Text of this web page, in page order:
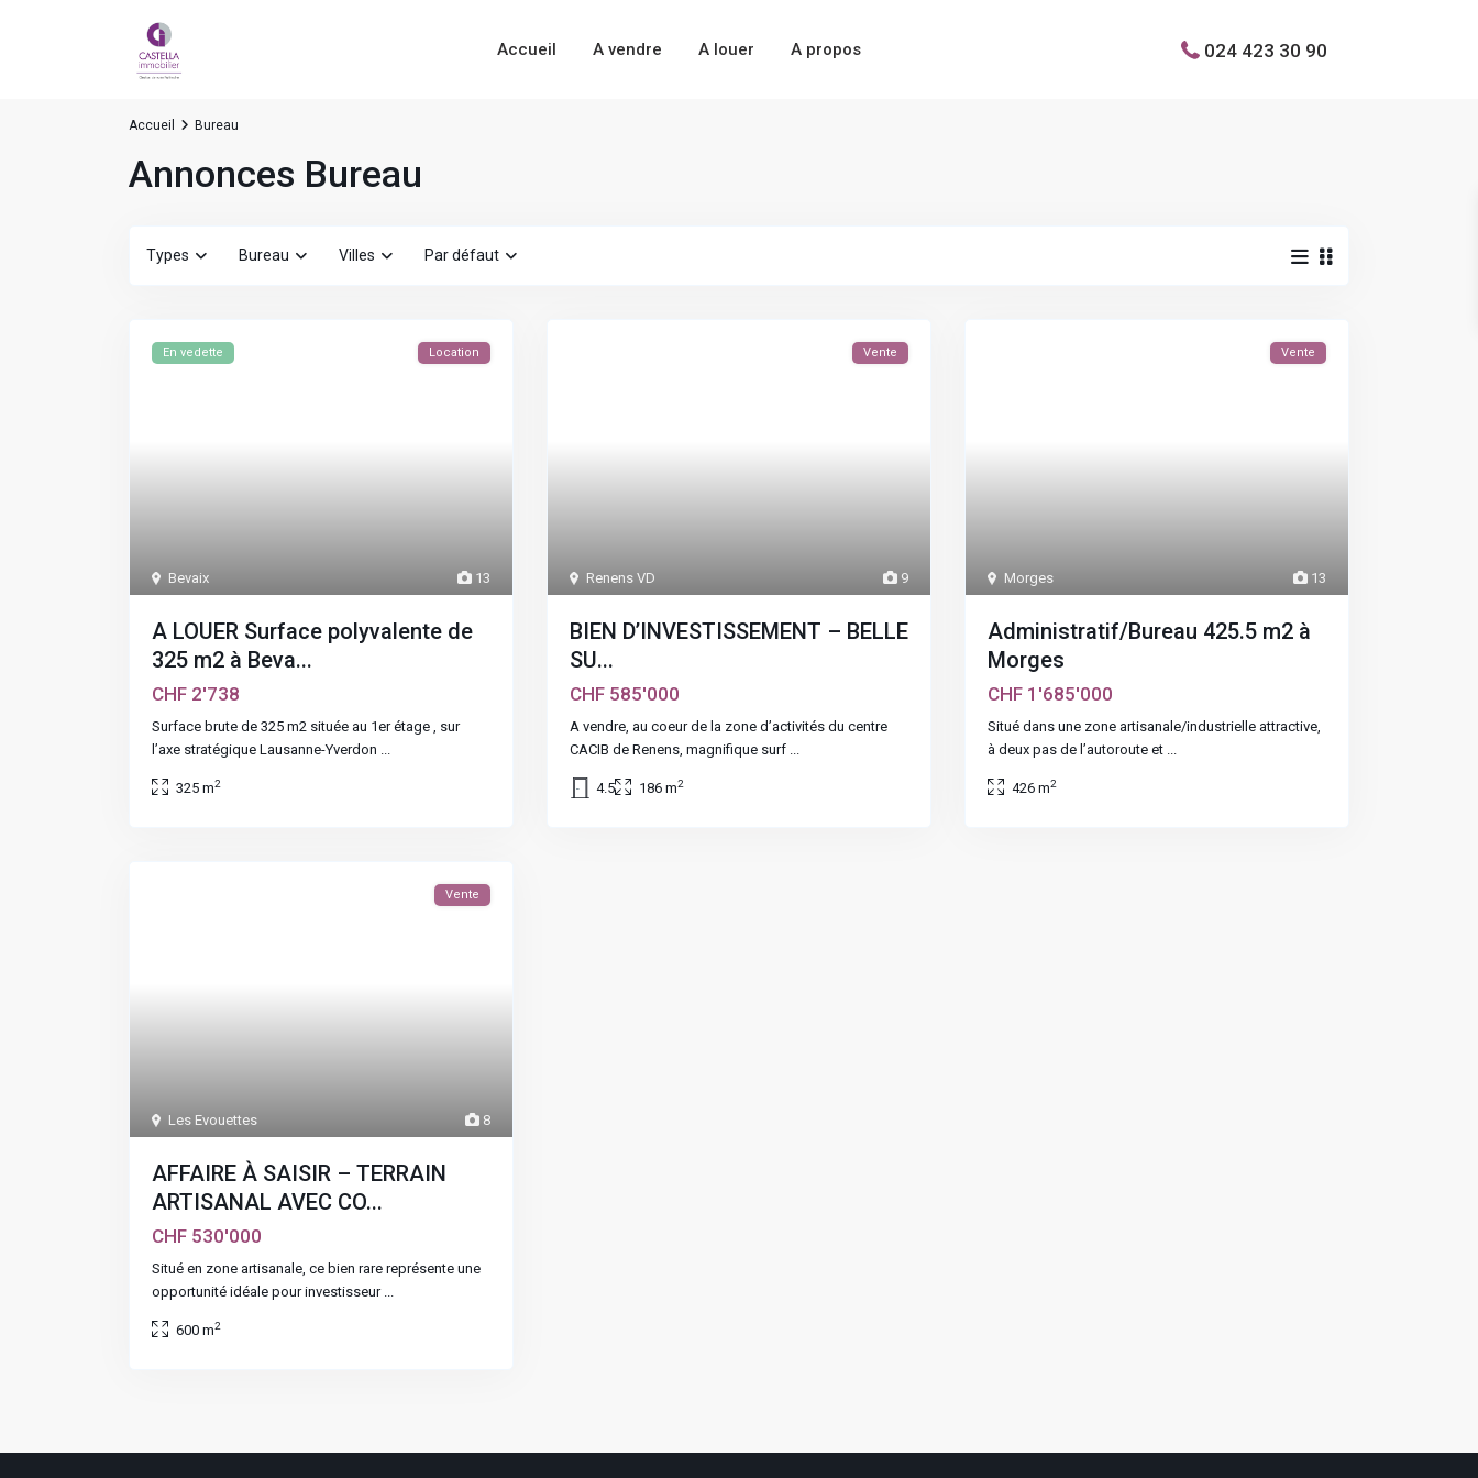
Accueil A vendre A louer A propos 024 423 30 90
Accueil Bureau
Annonces Bureau
Types Bureau Villes Par défaut
13
Bevaix
En vedette Location
A LOUER Surface polyvalente de
325 m2 à Beva...
CHF 2'738
Surface brute de 325 m2 située au 1er étage , sur
l’axe stratégique Lausanne-Yverdon ...
325 m2
9
Renens VD
Vente
BIEN D’INVESTISSEMENT – BELLE
SU...
CHF 585'000
A vendre, au coeur de la zone d’activités du centre
CACIB de Renens, magnifique surf ...
4.5 186 m2
13
Morges
Vente
Administratif/Bureau 425.5 m2 à
Morges
CHF 1'685'000
Situé dans une zone artisanale/industrielle attractive,
à deux pas de l’autoroute et ...
426 m2
8
Les Evouettes
Vente
AFFAIRE À SAISIR – TERRAIN
ARTISANAL AVEC CO...
CHF 530'000
Situé en zone artisanale, ce bien rare représente une
opportunité idéale pour investisseur ...
600 m2